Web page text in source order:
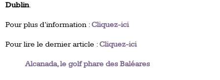
Dublin.
Pour plus d’information : Cliquez-ici
Pour lire le dernier article : Cliquez-ici
Alcanada, le golf phare des Baléares